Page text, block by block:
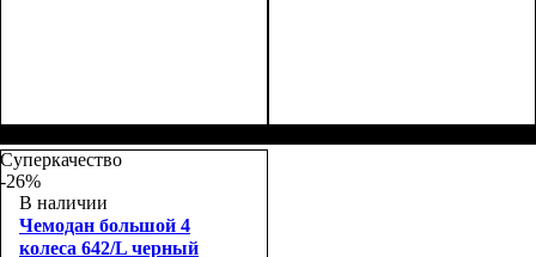
65x44x27+5
Суперкачество
-26%
В наличии
Чемодан большой 4
колеса 642/L черный